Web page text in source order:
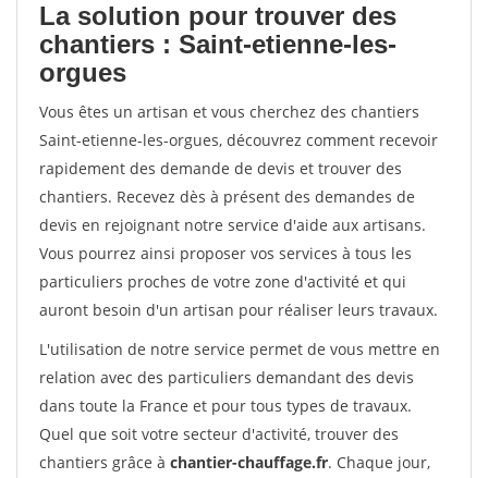
La solution pour trouver des
chantiers : Saint-etienne-les-
orgues
Vous êtes un artisan et vous cherchez des chantiers
Saint-etienne-les-orgues, découvrez comment recevoir
rapidement des demande de devis et trouver des
chantiers. Recevez dès à présent des demandes de
devis en rejoignant notre service d'aide aux artisans.
Vous pourrez ainsi proposer vos services à tous les
particuliers proches de votre zone d'activité et qui
auront besoin d'un artisan pour réaliser leurs travaux.
L'utilisation de notre service permet de vous mettre en
relation avec des particuliers demandant des devis
dans toute la France et pour tous types de travaux.
Quel que soit votre secteur d'activité, trouver des
chantiers grâce à chantier-chauffage.fr. Chaque jour,